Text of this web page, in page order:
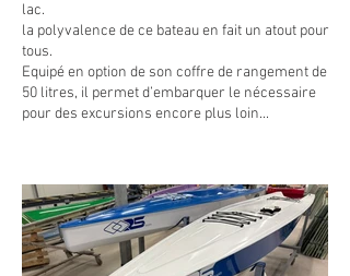
lac.
la polyvalence de ce bateau en fait un atout pour
tous.
Equipé en option de son coffre de rangement de
50 litres, il permet d’embarquer le nécessaire
pour des excursions encore plus loin...